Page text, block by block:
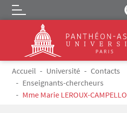
Aller au contenu principal
Logo
Fil d'Ariane
Accueil Université
Contacts
Enseignants-chercheurs
Mme Marie LEROUX-CAMPELLO